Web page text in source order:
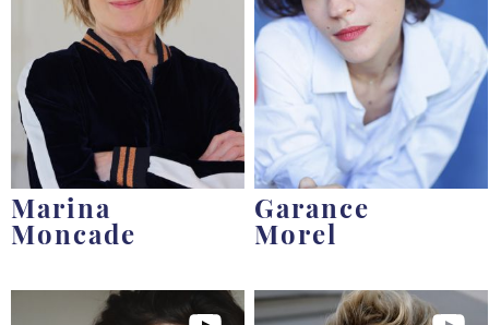
Marina
Moncade
Garance
Morel